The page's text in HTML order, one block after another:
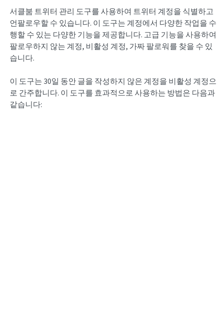
서클붐 트위터 관리 도구를 사용하여 트위터 계정을 식별하고
언팔로우할 수 있습니다. 이 도구는 계정에서 다양한 작업을 수
행할 수 있는 다양한 기능을 제공합니다. 고급 기능을 사용하여
팔로우하지 않는 계정, 비활성 계정, 가짜 팔로워를 찾을 수 있
습니다.
이 도구는 30일 동안 글을 작성하지 않은 계정을 비활성 계정으
로 간주합니다. 이 도구를 효과적으로 사용하는 방법은 다음과
같습니다: